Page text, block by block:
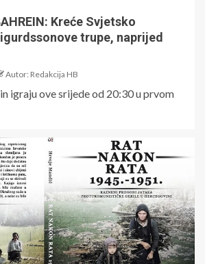
Kreće Svjetsko
trupe, naprijed
Autor: Redakcija HB
igraju ove srijede od 20:30 u prvom